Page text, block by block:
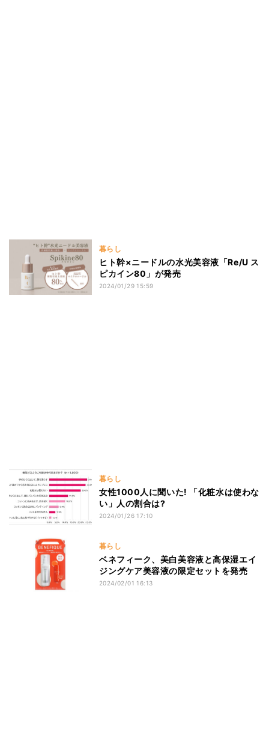
暮らし
ヒト幹×ニードルの水光美容液「Re/U ス
ピカイン80」が発売
2024/01/29 15:59
暮らし
女性1000人に聞いた! 「化粧水は使わな
い」人の割合は?
2024/01/26 17:10
暮らし
ベネフィーク、美白美容液と高保湿エイ
ジングケア美容液の限定セットを発売
2024/02/01 16:13